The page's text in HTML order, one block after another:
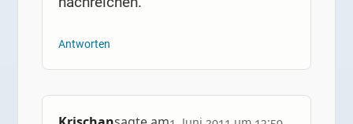
Antworten